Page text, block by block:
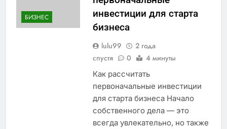
БИЗНЕС
инвестиции для старта
бизнеса
lulu99
2 года
спустя
0 4 минуты
Как рассчитать
первоначальные инвестиции
для старта бизнеса Начало
собственного дела — это
всегда увлекательно, но также